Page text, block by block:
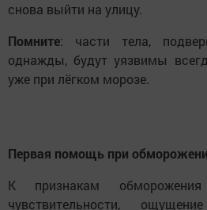
снова выйти на улицу.
Помните: части тела,
однажды, будут уязвимы
уже при лёгком морозе.
Первая помощь при
К признакам
чувствительности,